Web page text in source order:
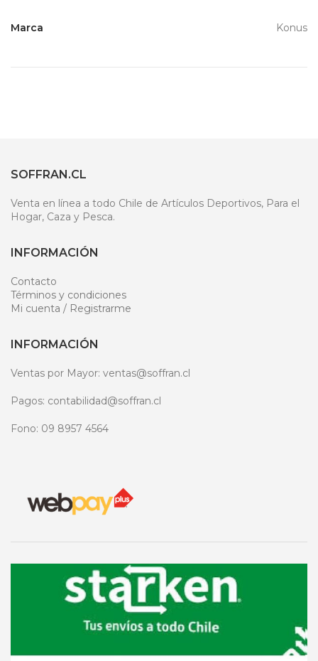
Marca Konus
SOFFRAN.CL
Venta en línea a todo Chile de Artículos Deportivos, Para el
Hogar, Caza y Pesca.
INFORMACIÓN
Contacto
Términos y condiciones
Mi cuenta / Registrarme
INFORMACIÓN
Ventas por Mayor: ventas@soffran.cl
Pagos: contabilidad@soffran.cl
Fono: 09 8957 4564